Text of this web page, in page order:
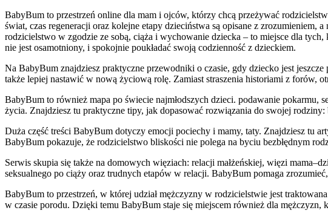
BabyBum to przestrzeń online dla mam i ojców, którzy chcą przeżywać
świat, czas regeneracji oraz kolejne etapy dzieciństwa są opisane z zrozumieniem,
rodzicielstwo w zgodzie ze sobą, ciąża i wychowanie dziecka – to miejsce dla
nie jest osamotniony, i spokojnie poukładać swoją codzienność z dzieckiem.
Na BabyBum znajdziesz praktyczne przewodniki o czasie, gdy dziecko jest
także lepiej nastawić w nową życiową rolę. Zamiast straszenia historiami z forów,
BabyBum to również mapa po świecie najmłodszych dzieci. podawanie pokarmu,
życia. Znajdziesz tu praktyczne tipy, jak dopasować rozwiązania do swojej rodziny:
Duża część treści BabyBum dotyczy emocji pociechy i mamy, taty. Znajdziesz tu
BabyBum pokazuje, że rodzicielstwo bliskości nie polega na byciu bezbłędnym
Serwis skupia się także na domowych więziach: relacji małżeńskiej, więzi
seksualnego po ciąży oraz trudnych etapów w relacji. BabyBum pomaga
BabyBum to przestrzeń, w której udział mężczyzny w rodzicielstwie jest
w czasie porodu. Dzięki temu BabyBum staje się miejscem również dla mężczyzn,